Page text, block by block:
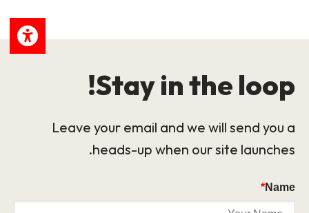
Stay in the loop!
Leave your email and we will send you a
heads-up when our site launches.
Name
*